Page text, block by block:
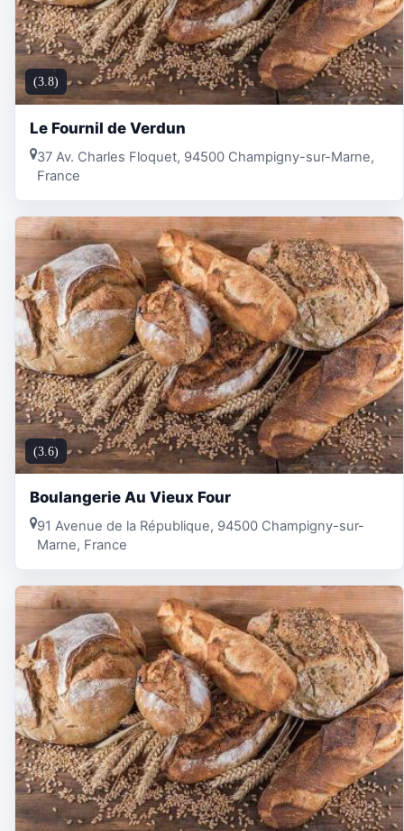
(3.8)
Le Fournil de Verdun
37 Av. Charles Floquet, 94500 Champigny-sur-Marne,
France
(3.6)
Boulangerie Au Vieux Four
91 Avenue de la République, 94500 Champigny-sur-
Marne, France